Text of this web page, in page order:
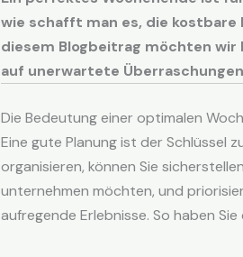
wie schafft man es, die kostbare
diesem Blogbeitrag möchten wir
auf unerwartete
Die Bedeutung einer optimalen
Eine gute Planung ist der Schlüssel
organisieren, können Sie
unternehmen möchten, und
aufregende Erlebnisse. So haben